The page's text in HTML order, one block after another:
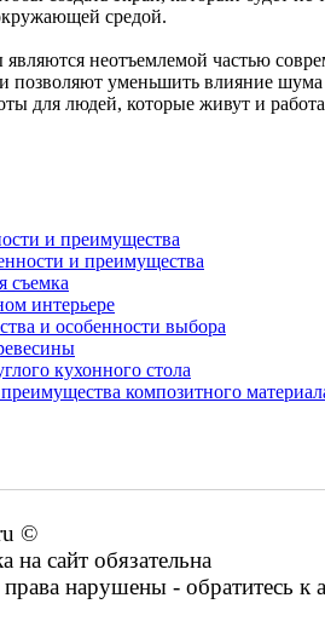
средой.
неотъемлемой частью
позволяют уменьшить влияние
для людей, которые живут и
и преимущества
и преимущества
съемка
интерьере
и особенности выбора
кухонного стола
композитного
©
сайт обязательна
нарушены - обратитесь к